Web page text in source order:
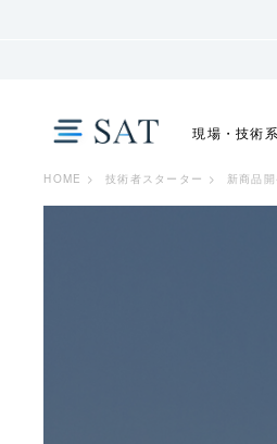
現場・技術
HOME > 技術者スターター > 新商品開